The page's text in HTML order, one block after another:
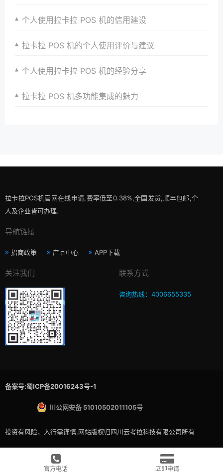
个人使用拉卡拉 POS 机的信用建设
拉卡拉 POS 机的个人使用评价与建议
个人使用拉卡拉 POS 机的经验分享
拉卡拉 POS 机多功能集成的魅力
拉卡拉POS机官网在线申请,费率低至0.38%,全国发货,顺丰包邮,个
人及企业皆可办理.
导航链接
招商政策 产品中心 APP下载
关注我们 联系方式
咨询热线：4006655335
备案号:蜀ICP备20016243号-1
川公网安备 51010502011105号
投资有风险，入行需谨慎,网站版权归四川云考拉科技有限公司所有
官方电话 立即申请